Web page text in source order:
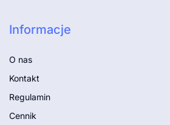
Informacje
O nas
Kontakt
Regulamin
Cennik